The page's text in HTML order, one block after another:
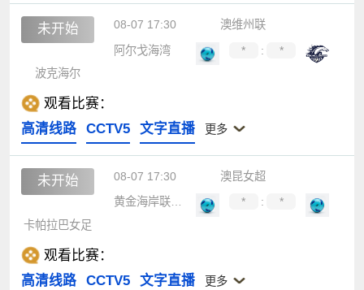
未开始 08-07 17:30
澳维州联
阿尔戈海湾
* :
*
波克海尔
观看比赛：
高清线路
CCTV5 文字直播 更多
未开始 08-07 17:30
澳昆女超
黄金海岸联女足
* :
*
卡帕拉巴女足
观看比赛：
高清线路
CCTV5 文字直播 更多